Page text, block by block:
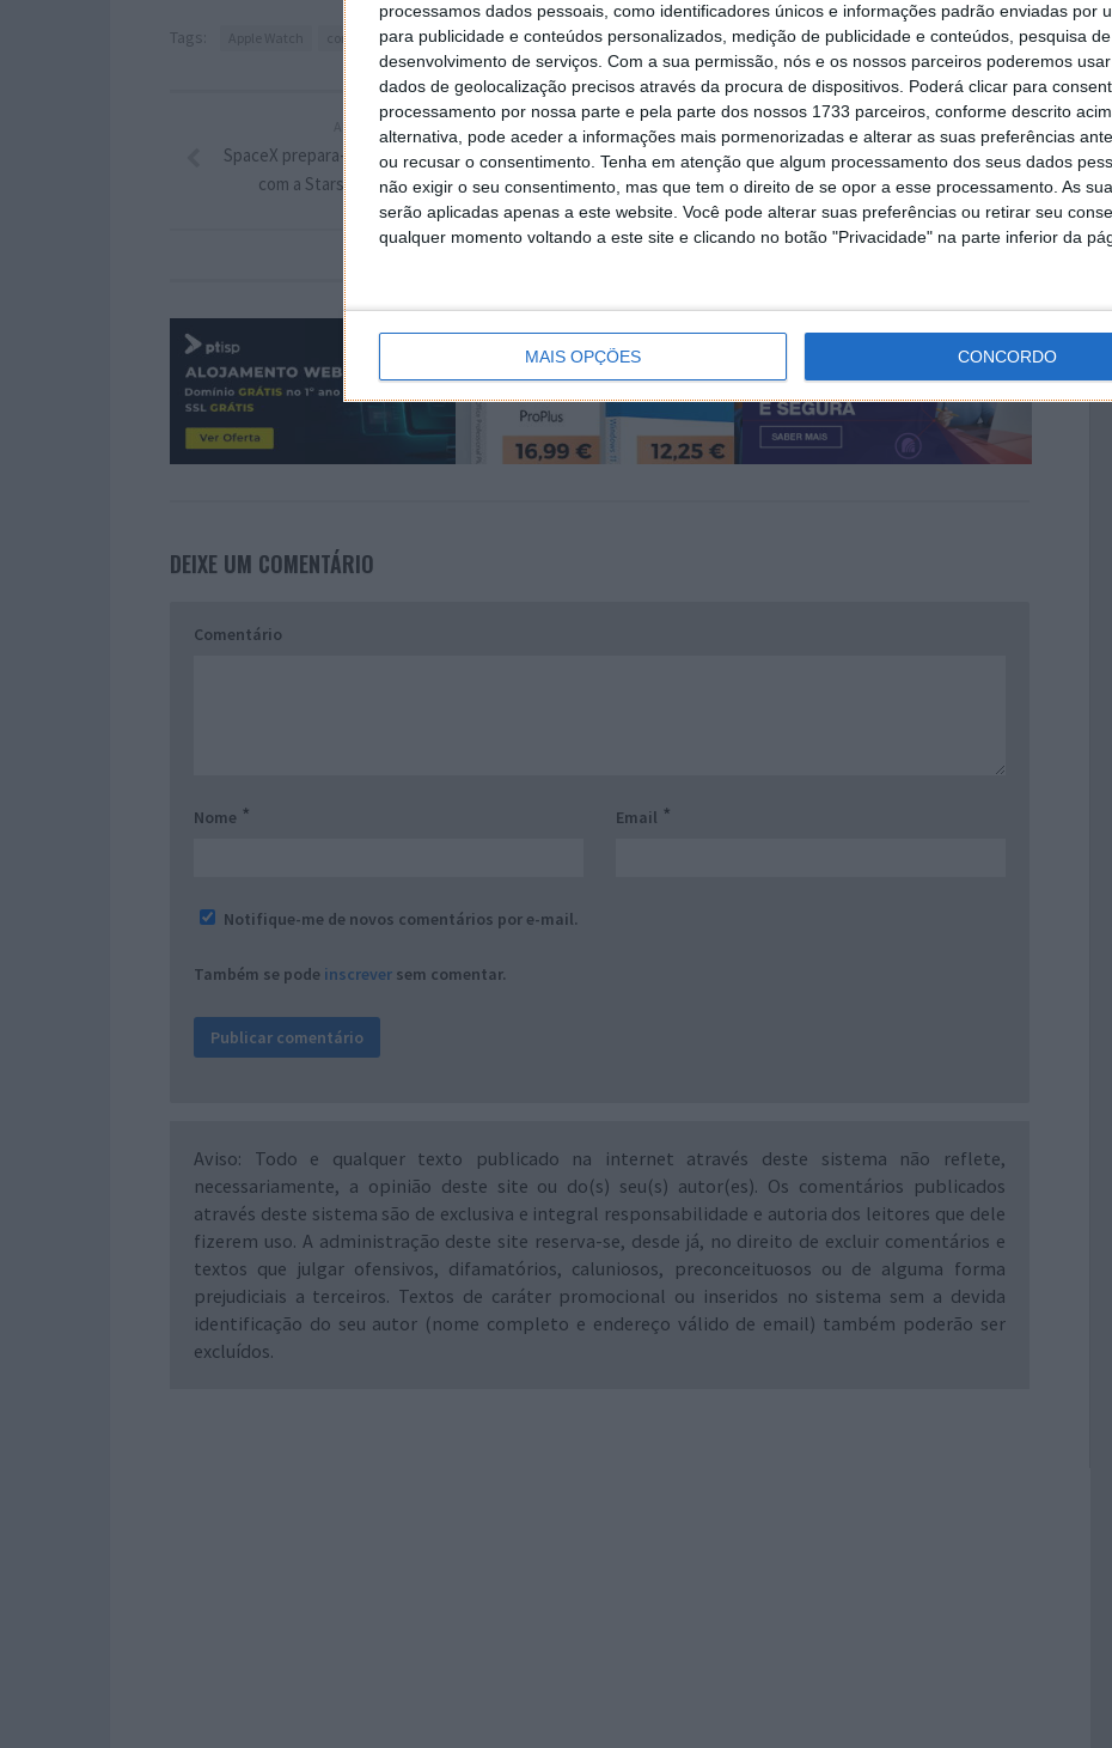
processamos dados pessoais, como identificadores únicos e informações padrão enviadas por
para publicidade e conteúdos personalizados, medição de publicidade e conteúdos, pesquisa
desenvolvimento de serviços. Com a sua permissão, nós e os nossos parceiros poderemos
dados de geolocalização precisos através da procura de dispositivos. Poderá clicar para
processamento por nossa parte e pela parte dos nossos 1733 parceiros, conforme descrito
alternativa, pode aceder a informações mais pormenorizadas e alterar as suas preferências
ou recusar o consentimento. Tenha em atenção que algum processamento dos seus dados
não exigir o seu consentimento, mas que tem o direito de se opor a esse processamento. As
serão aplicadas apenas a este website. Você pode alterar suas preferências ou retirar seu
qualquer momento voltando a este site e clicando no botão "Privacidade" na parte inferior da
MAIS OPÇÕES CONCORDO
Tags: corrida
PRÓXIMO ARTIGO
Cuidado com esta avó digital! Foi criada para
combater burlas telefónicas e usa a IA
ARTIGO ANTERIOR
SpaceX prepara-se para realizar mais um teste
com a Starship ao final do dia de hoje
DEIXE UM COMENTÁRIO
Comentário
Nome * Email *
Notifique-me de novos comentários por e-mail.
Também se pode inscrever sem comentar.
Aviso: Todo e qualquer texto publicado na internet através deste sistema não reflete,
necessariamente, a opinião deste site ou do(s) seu(s) autor(es). Os comentários publicados
através deste sistema são de exclusiva e integral responsabilidade e autoria dos leitores que dele
fizerem uso. A administração deste site reserva-se, desde já, no direito de excluir comentários e
textos que julgar ofensivos, difamatórios, caluniosos, preconceituosos ou de alguma forma
prejudiciais a terceiros. Textos de caráter promocional ou inseridos no sistema sem a devida
identificação do seu autor (nome completo e endereço válido de email) também poderão ser
excluídos.